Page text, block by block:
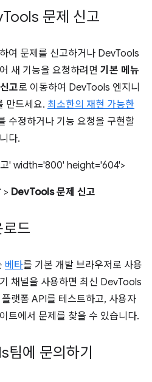
Tools 문제 신고
여 문제를 신고하거나 DevTools
새 기능을 요청하려면 기본 메뉴
고로 이동하여 DevTools 엔지니
만드세요. 최소한의 재현 가능한
수정하거나 기능 요청을 구현할
다.
' width='800' height='604'>
> DevTools 문제 신고
드
베타를 기본 개발 브라우저로 사용
채널을 사용하면 최신 DevTools
랫폼 API를 테스트하고, 사용자
트에서 문제를 찾을 수 있습니다.
팀에 문의하기